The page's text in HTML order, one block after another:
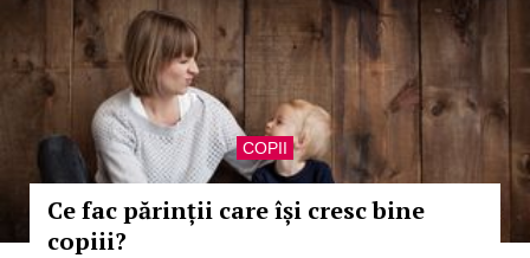
COPII
Ce fac părinții care își cresc bine
copiii?